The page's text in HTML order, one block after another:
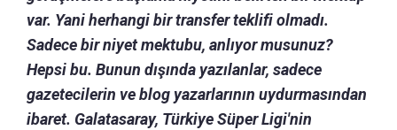
var. Yani herhangi bir transfer teklifi olmadı.
Sadece bir niyet mektubu, anlıyor musunuz?
Hepsi bu. Bunun dışında yazılanlar, sadece
gazetecilerin ve blog yazarlarının uydurmasından
ibaret. Galatasaray, Türkiye Süper Ligi'nin